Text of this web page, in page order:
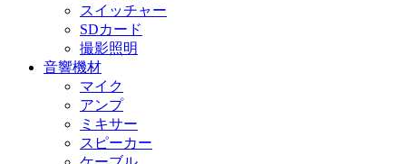
スイッチャー
SDカード
撮影照明
音響機材
マイク
アンプ
ミキサー
スピーカー